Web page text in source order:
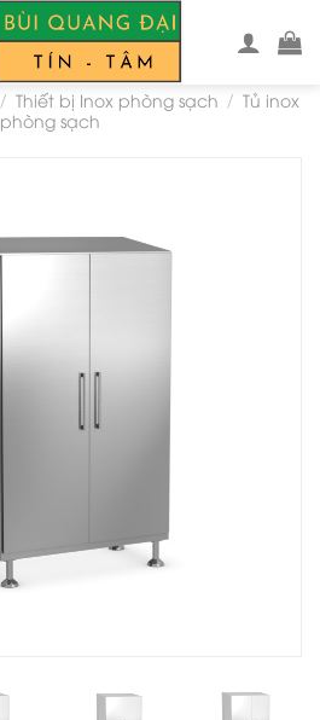
/ Thiết bị Inox phòng sạch / Tủ inox
phòng sạch